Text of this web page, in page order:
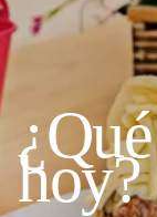
¿Qué
hoy?